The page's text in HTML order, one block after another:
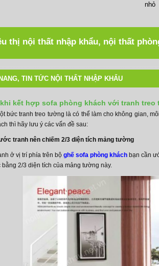
nhỏ
thị nội thất nhập khẩu, nội thất
, TIN TỨC NỘI THẤT NHẬP KHẨU
kết hợp sofa phòng khách với tranh treo
bức tranh treo tường là có thể làm cho không gian,
thì hãy lưu ý các vấn đề sau:
tranh nên chiếm 2/3 diện tích mảng tường
ở vị trí phía trên bộ ghế sofa phòng khách bạn cần
bằng 2/3 diện tích của mảng tường này.